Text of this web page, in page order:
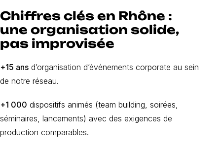
Chiffres clés en Rhône :
une organisation solide,
pas improvisée
+15 ans d’organisation d’événements corporate au sein
de notre réseau.
+1 000 dispositifs animés (team building, soirées,
séminaires, lancements) avec des exigences de
production comparables.